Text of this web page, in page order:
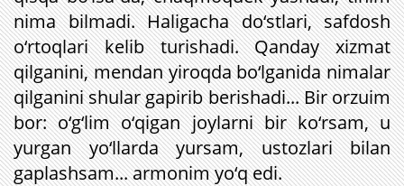
nima bilmadi. Haligacha do‘stlari, safdosh
o‘rtoqlari kelib turishadi. Qanday xizmat
qilganini, mendan yiroqda bo‘lganida nimalar
qilganini shular gapirib berishadi... Bir orzuim
bor: o‘g‘lim o‘qigan joylarni bir ko‘rsam, u
yurgan yo‘llarda yursam, ustozlari bilan
gaplashsam... armonim yo‘q edi.